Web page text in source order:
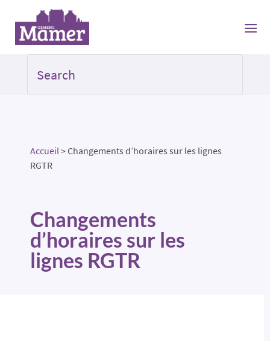
Accueil>Changements d’horaires sur les lignes
RGTR
Changements
d’horaires sur les
lignes RGTR